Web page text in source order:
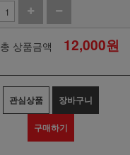
총 상품금액 12,000원
관심상품 장바구니
구매하기